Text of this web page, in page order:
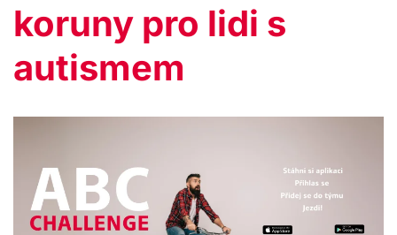
koruny pro lidi s
autismem